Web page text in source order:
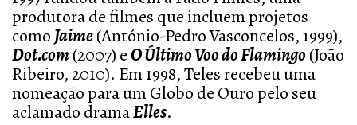
produtora de filmes que incluem projetos
comoJaime(António-Pedro Vasconcelos, 1999),
Dot.com(2007) eO Último Voo do Flamingo(João
Ribeiro, 2010). Em 1998, Teles recebeu uma
nomeação para um Globo de Ouro pelo seu
aclamado dramaElles.